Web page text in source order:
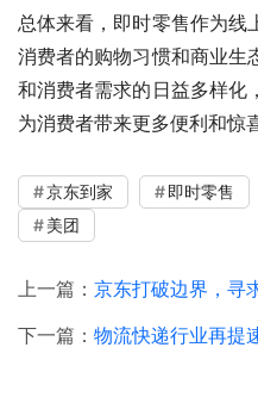
总体来看，即时零售作为线
消费者的购物习惯和商业生
和消费者需求的日益多样化
为消费者带来更多便利和惊
京东到家 即时零售
美团
上一篇： 京东打破边界，寻求
下一篇： 物流快递行业再提